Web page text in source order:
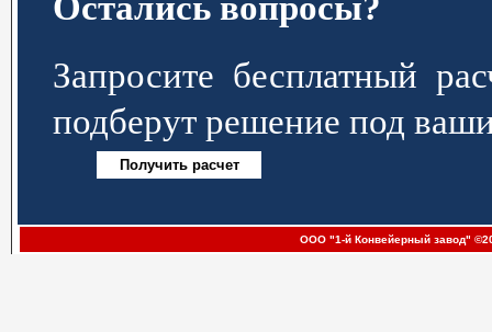
Запросите бесплатный
подберут решение под
ООО "1-й Конвейерный завод"